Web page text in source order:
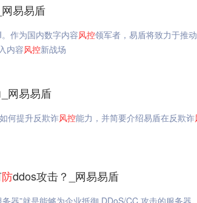
易易盾
作为国内数字内容风控领军者，易盾将致力于推
内容风控新战场
网易易盾
何提升反欺诈风控能力，并简要介绍易盾在反欺诈
防ddos攻击？_网易易盾
务器”就是能够为企业抵御 DDoS/CC 攻击的服务器